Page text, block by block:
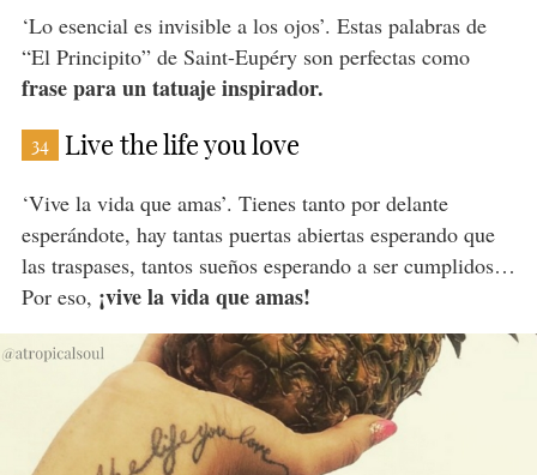
‘Lo esencial es invisible a los ojos’. Estas palabras de
“El Principito” de Saint-Eupéry son perfectas como
frase para un tatuaje inspirador.
34 Live the life you love
‘Vive la vida que amas’. Tienes tanto por delante
esperándote, hay tantas puertas abiertas esperando que
las traspases, tantos sueños esperando a ser cumplidos…
Por eso, ¡vive la vida que amas!